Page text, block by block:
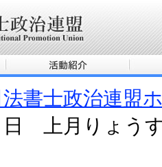
書士政治連盟
日 上月りょう